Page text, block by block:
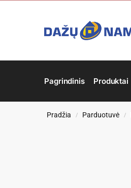
Pagrindinis Produktai
Pradžia / Parduotuvė /